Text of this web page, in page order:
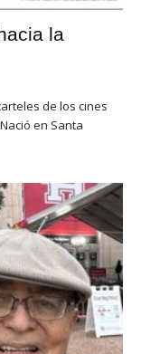
la
de los cines
en Santa